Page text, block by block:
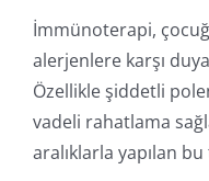
İmmünoterapi,
alerjenlere karşı
Özellikle şiddetli
vadeli rahatlama
aralıklarla yapılan